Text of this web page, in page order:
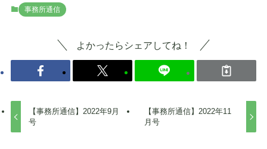
事務所通信
よかったらシェアしてね！
【事務所通信】2022年9月
号
【事務所通信】2022年11
月号